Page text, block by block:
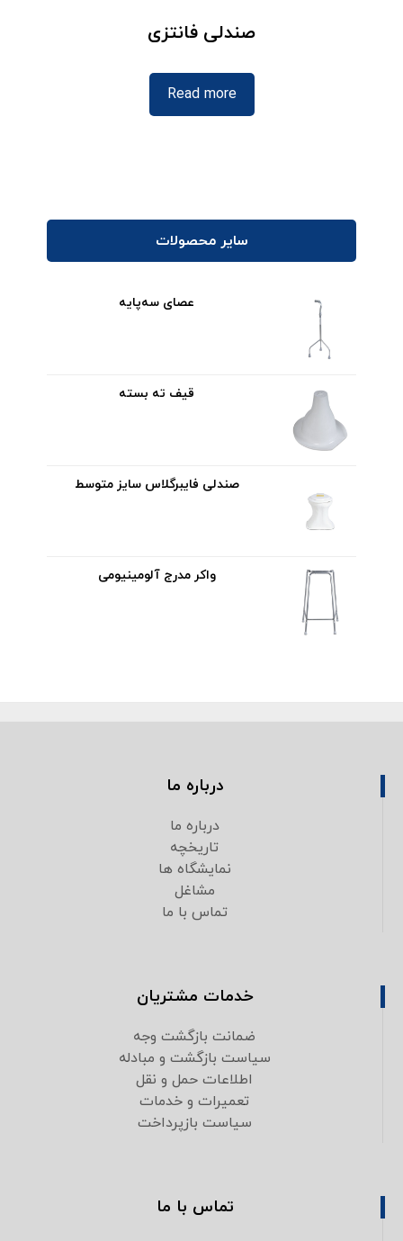
صندلی فانتزی
Read more
سایر محصولات
عصای سه‌پایه
قیف ته بسته
صندلی فایبرگلاس سایز متوسط
واکر مدرج آلومینیومی
درباره ما
درباره ما
تاریخچه
نمایشگاه ها
مشاغل
تماس با ما
خدمات مشتریان
ضمانت بازگشت وجه
سیاست بازگشت و مبادله
اطلاعات حمل و نقل
تعمیرات و خدمات
سیاست بازپرداخت
تماس با ما